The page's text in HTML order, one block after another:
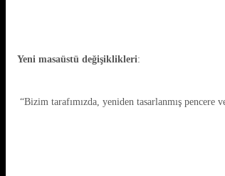
Yeni masaüstü değişiklikleri:
“Bizim tarafımızda, yeniden tasarlanmış